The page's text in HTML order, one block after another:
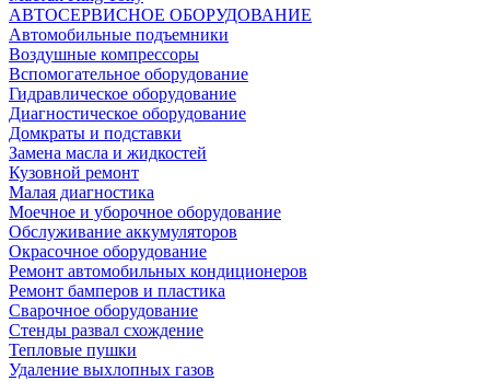
АВТОСЕРВИСНОЕ ОБОРУДОВАНИЕ
Автомобильные подъемники
Воздушные компрессоры
Вспомогательное оборудование
Гидравлическое оборудование
Диагностическое оборудование
Домкраты и подставки
Замена масла и жидкостей
Кузовной ремонт
Малая диагностика
Моечное и уборочное оборудование
Обслуживание аккумуляторов
Окрасочное оборудование
Ремонт автомобильных кондиционеров
Ремонт бамперов и пластика
Сварочное оборудование
Стенды развал схождение
Тепловые пушки
Удаление выхлопных газов